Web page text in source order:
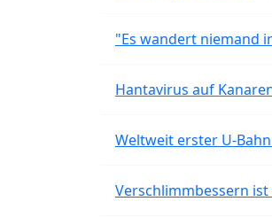
"Es wandert niemand
Hantavirus auf
Weltweit erster U-
Verschlimmbessern